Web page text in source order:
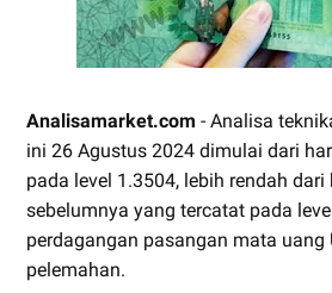
Analisamarket.com - Analisa
ini 26 Agustus 2024 dimulai dari
pada level 1.3504, lebih rendah
sebelumnya yang tercatat pada
perdagangan pasangan mata uang
pelemahan.